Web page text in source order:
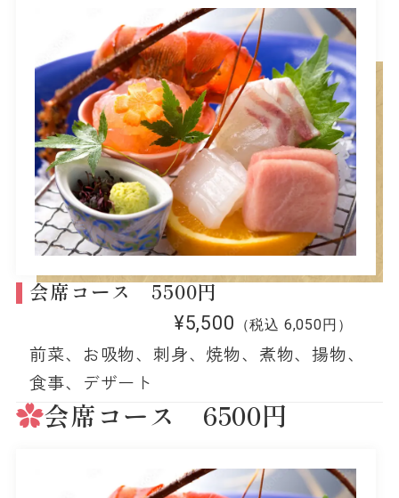
会席コース 5500円
¥5,500 （税込 6,050円）
前菜、お吸物、刺身、焼物、煮物、揚物、
食事、デザート
会席コース 6500円